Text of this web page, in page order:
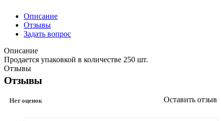
Описание
Отзывы
Задать вопрос
Описание
Продается упаковкой в количестве 250 шт.
Отзывы
Отзывы
Нет оценок Оставить отзыв